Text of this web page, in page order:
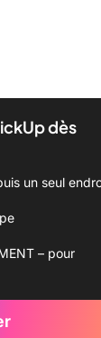
dès
un seul
– pour